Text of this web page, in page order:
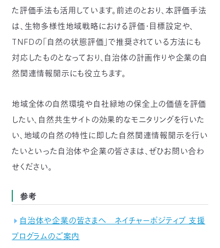
た評価手法も活用しています。前述のとおり、本評価手法
は、生物多様性地域戦略における評価・目標設定や、
TNFDの「自然の状態評価」で推奨されている方法にも
対応したものとなっており、自治体の計画作りや企業の自
然関連情報開示にも役立ちます。
地域全体の自然環境や自社緑地の保全上の価値を評価
したい、自然共生サイトの効果的なモニタリングを行いた
い、地域の自然の特性に即した自然関連情報開示を行い
たいといった自治体や企業の皆さまは、ぜひお問い合わ
せください。
参考
自治体や企業の皆さまへ ネイチャーポジティブ 支援
プログラムのご案内